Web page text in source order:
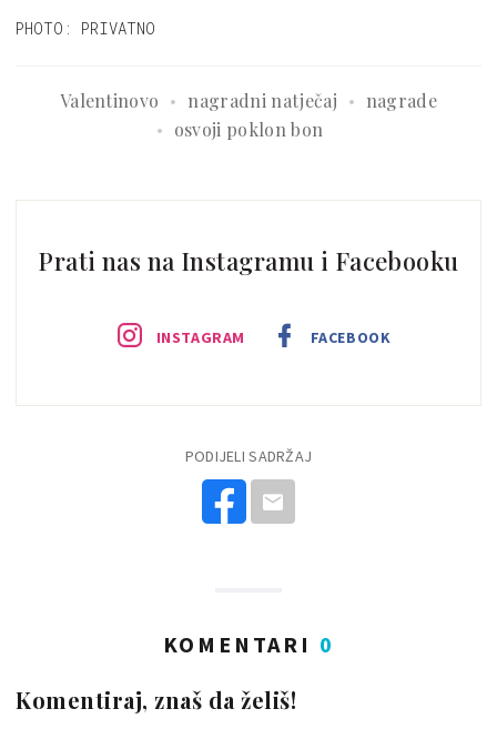
PHOTO: PRIVATNO
Valentinovo nagradni natječaj
nagrade
osvoji poklon bon
Prati nas na Instagramu i Facebooku
INSTAGRAM FACEBOOK
PODIJELI SADRŽAJ
KOMENTARI 0
Komentiraj, znaš da želiš!